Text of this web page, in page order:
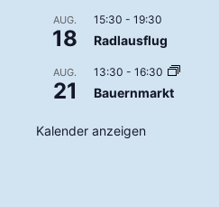
AUG.
18
15:30 - 19:30
Radlausflug
AUG.
21
13:30 - 16:30
Bauernmarkt
Kalender anzeigen